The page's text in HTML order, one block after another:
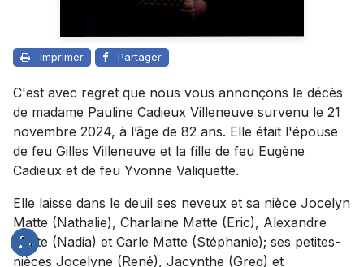
Imprimer Partager
C'est avec regret que nous vous annonçons le décès
de madame Pauline Cadieux Villeneuve survenu le 21
novembre 2024, à l’âge de 82 ans. Elle était l'épouse
de feu Gilles Villeneuve et la fille de feu Eugène
Cadieux et de feu Yvonne Valiquette.
Elle laisse dans le deuil ses neveux et sa nièce Jocelyn
Matte (Nathalie), Charlaine Matte (Eric), Alexandre
Matte (Nadia) et Carle Matte (Stéphanie); ses petites-
nièces Jocelyne (René), Jacynthe (Greg) et